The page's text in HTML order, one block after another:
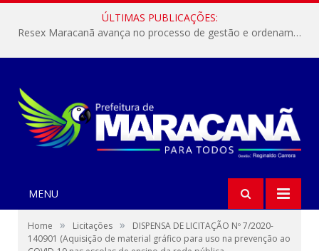
ÚLTIMAS PUBLICAÇÕES:
Resex Maracanã avança no processo de gestão e ordenamento do turismo em nossas áreas protegidas.
MENU
Home » Licitações »
DISPENSA DE LICITAÇÃO Nº 7/2020-
140901 (Aquisição de material gráfico para uso na prevenção ao